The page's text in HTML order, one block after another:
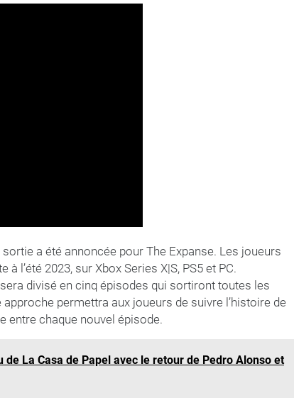
a été annoncée pour The Expanse. Les joueurs
l’été 2023, sur Xbox Series X|S, PS5 et PC.
divisé en cinq épisodes qui sortiront toutes les
permettra aux joueurs de suivre l’histoire de
entre chaque nouvel épisode.
La Casa de Papel avec le retour de Pedro Alonso et